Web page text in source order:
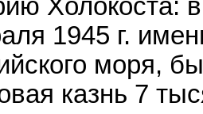
Холокоста:
1945 г.
моря,
казнь 7